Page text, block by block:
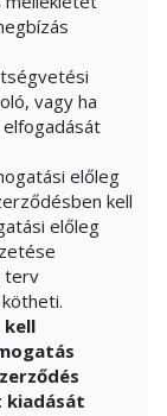
vagy ha
előleg
kell
előleg
terv
kell